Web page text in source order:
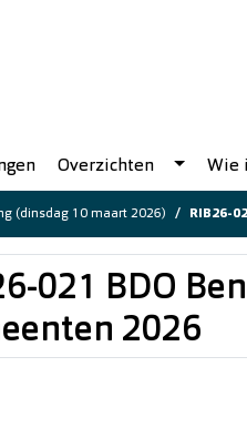
Overzichten Wie
(dinsdag 10 maart 2026) RIB26-
021 BDO
2026